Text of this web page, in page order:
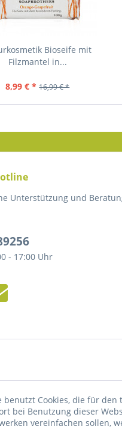
Bioseife mit
Filzmantel in...
8,99 € * 16,99 € *
Unterstützung und
- 17:00 Uhr
benutzt Cookies, die für
bei Benutzung dieser
vereinfachen sollen,